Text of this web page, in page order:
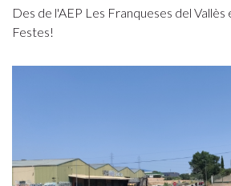
Des de l'AEP Les Franqueses del
Festes!